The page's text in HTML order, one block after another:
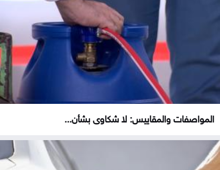
المواصفات والمقاييس: لا شكاوى بشأن...